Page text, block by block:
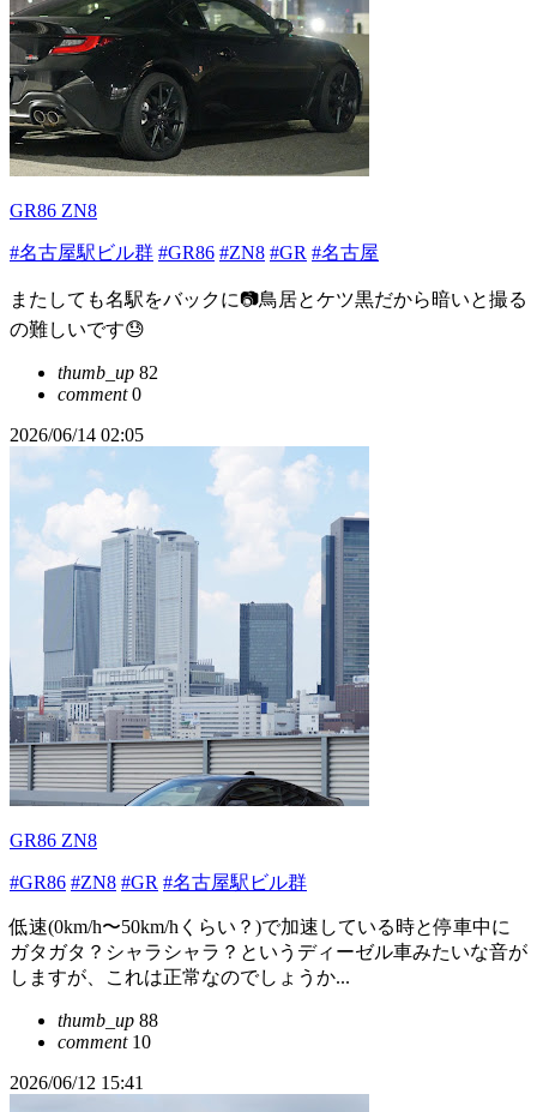
GR86 ZN8
#名古屋駅ビル群 #GR86 #ZN8 #GR #名古屋
またしても名駅をバックに📷鳥居とケツ黒だから暗いと撮る
の難しいです😓
thumb_up 82
comment0
2026/06/14 02:05
GR86 ZN8
#GR86 #ZN8 #GR #名古屋駅ビル群
低速(0km/h〜50km/hくらい？)で加速している時と停車中に
ガタガタ？シャラシャラ？というディーゼル車みたいな音が
しますが、これは正常なのでしょうか...
thumb_up 88
comment10
2026/06/12 15:41